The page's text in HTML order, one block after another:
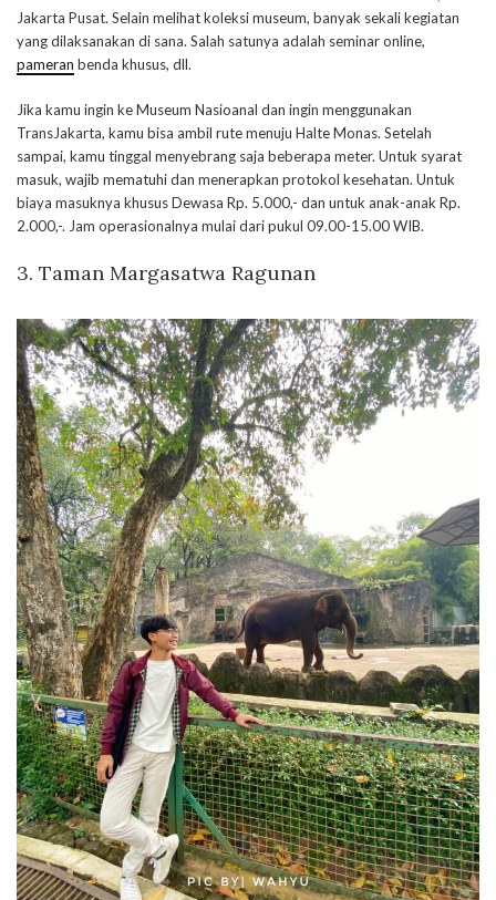
Jakarta Pusat. Selain melihat koleksi museum, banyak sekali kegiatan
yang dilaksanakan di sana. Salah satunya adalah seminar online,
pameran benda khusus, dll.
Jika kamu ingin ke Museum Nasioanal dan ingin menggunakan
TransJakarta, kamu bisa ambil rute menuju Halte Monas. Setelah
sampai, kamu tinggal menyebrang saja beberapa meter. Untuk syarat
masuk, wajib mematuhi dan menerapkan protokol kesehatan. Untuk
biaya masuknya khusus Dewasa Rp. 5.000,- dan untuk anak-anak Rp.
2.000,-. Jam operasionalnya mulai dari pukul 09.00-15.00 WIB.
3. Taman Margasatwa Ragunan